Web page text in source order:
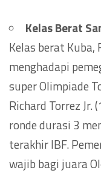
Kelas Berat
Kelas berat Kuba,
menghadapi
super Olimpiade
Richard Torrez Jr.
ronde durasi 3
terakhir IBF.
wajib bagi juara